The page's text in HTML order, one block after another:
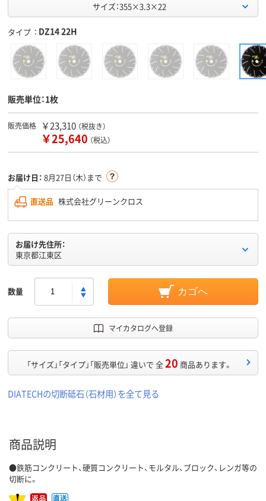
サイズ：355×3.3×22
タイプ DZ14 22H
販売単位：1枚
販売価格 ￥23,310 （税抜き）
￥25,640 （税込）
お届け日： 8月27日（木）まで
直送品 株式会社グリーンクロス
お届け先住所：
東京都江東区
数量 カゴへ
マイカタログへ登録
「サイズ」「タイプ」「販売単位」 違いで 全20 商品あります。
DIATECHの切断砥石（石材用）を全て見る
商品説明
●鉄筋コンクリート、硬質コンクリート、モルタル、ブロック、レンガ等の
切断に。